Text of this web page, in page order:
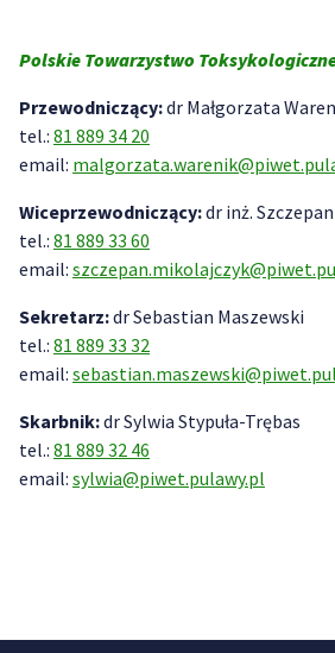
Polskie Towarzystwo
Przewodniczący:dr Małgorzata
tel.: 81 889 34 20
email:
Wiceprzewodniczący:dr inż.
tel.: 81 889 33 60
email:
Sekretarz:dr Sebastian Maszewski
tel.: 81 889 33 32
email:
Skarbnik:dr Sylwia Stypuła-Trębas
tel.: 81 889 32 46
email: sylwia@piwet.pulawy.pl